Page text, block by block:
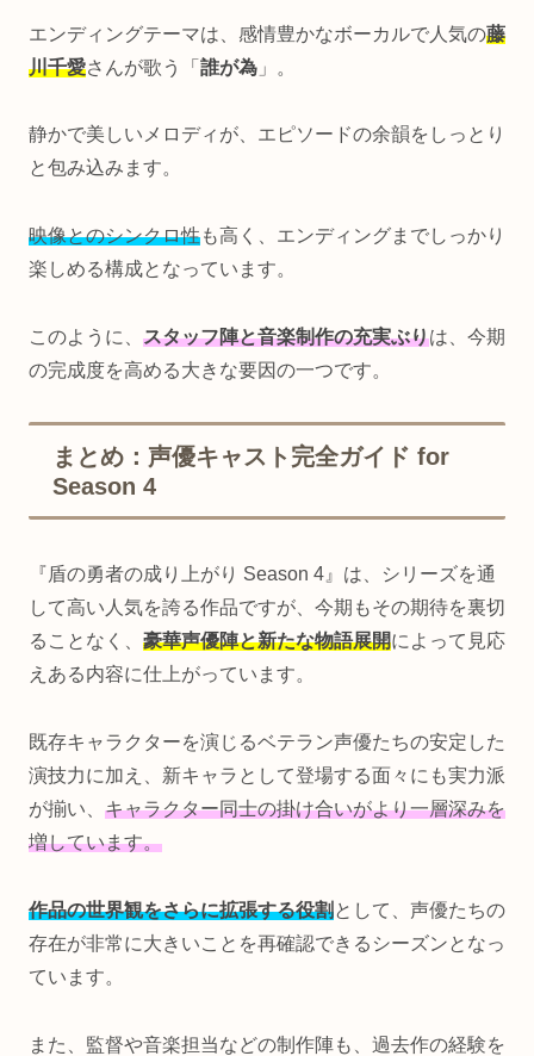
エンディングテーマは、感情豊かなボーカルで人気の藤
川千愛さんが歌う「 誰が為 」。
静かで美しいメロディが、エピソードの余韻をしっとり
と包み込みます。
映像とのシンクロ性も高く、エンディングまでしっかり
楽しめる構成となっています。
このように、 スタッフ陣と音楽制作の充実ぶりは、今期
の完成度を高める大きな要因の一つです。
まとめ：声優キャスト完全ガイド for
Season 4
『盾の勇者の成り上がり Season 4』は、シリーズを通
して高い人気を誇る作品ですが、今期もその期待を裏切
ることなく、 豪華声優陣と新たな物語展開によって見応
えある内容に仕上がっています。
既存キャラクターを演じるベテラン声優たちの安定した
演技力に加え、新キャラとして登場する面々にも実力派
が揃い、 キャラクター同士の掛け合いがより一層深みを
増しています。
作品の世界観をさらに拡張する役割として、声優たちの
存在が非常に大きいことを再確認できるシーズンとなっ
ています。
また、監督や音楽担当などの制作陣も、過去作の経験を